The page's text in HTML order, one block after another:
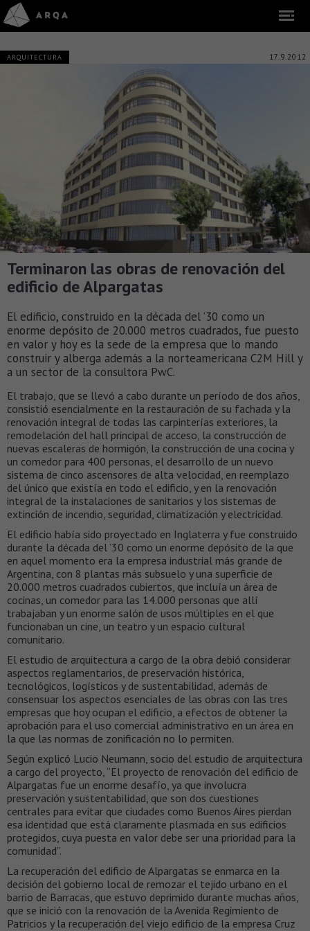
ARQUITECTURA 17.9.2012
Terminaron las obras de renovación del
edificio de Alpargatas
El edificio, construido en la década del ’30 como un
enorme depósito de 20.000 metros cuadrados, fue puesto
en valor y hoy es la sede de la empresa que lo mando
construir y alberga además a la norteamericana C2M Hill y
a un sector de la consultora PwC.
El trabajo, que se llevó a cabo durante un período de dos años,
consistió esencialmente en la restauración de su fachada y la
renovación integral de todas las carpinterías exteriores, la
remodelación del hall principal de acceso, la construcción de
nuevas escaleras de hormigón, la construcción de una cocina y
un comedor para 400 personas, el desarrollo de un nuevo
sistema de cinco ascensores de alta velocidad, en reemplazo
del único que existía en todo el edificio, y en la renovación
integral de la instalaciones de sanitarios y los sistemas de
extinción de incendio, seguridad, climatización y electricidad.
El edificio había sido proyectado en Inglaterra y fue construido
durante la década del ’30 como un enorme depósito de la que
en aquel momento era la empresa industrial más grande de
Argentina, con 8 plantas más subsuelo y una superficie de
20.000 metros cuadrados cubiertos, que incluía un área de
cocinas, un comedor para las 14.000 personas que allí
trabajaban y un enorme salón de usos múltiples en el que
funcionaban un cine, un teatro y un espacio cultural
comunitario.
El estudio de arquitectura a cargo de la obra debió considerar
aspectos reglamentarios, de preservación histórica,
tecnológicos, logísticos y de sustentabilidad, además de
consensuar los aspectos esenciales de las obras con las tres
empresas que hoy ocupan el edificio, a efectos de obtener la
aprobación para el uso comercial administrativo en un área en
la que las normas de zonificación no lo permiten.
Según explicó Lucio Neumann, socio del estudio de arquitectura
a cargo del proyecto, “El proyecto de renovación del edificio de
Alpargatas fue un enorme desafío, ya que involucra
preservación y sustentabilidad, que son dos cuestiones
centrales para evitar que ciudades como Buenos Aires pierdan
esa identidad que está claramente plasmada en sus edificios
protegidos, cuya puesta en valor debe ser una prioridad para la
comunidad”.
La recuperación del edificio de Alpargatas se enmarca en la
decisión del gobierno local de remozar el tejido urbano en el
barrio de Barracas, que estuvo deprimido durante muchas años,
que se inició con la renovación de la Avenida Regimiento de
Patricios y la recuperación del viejo edificio de la empresa Cruz